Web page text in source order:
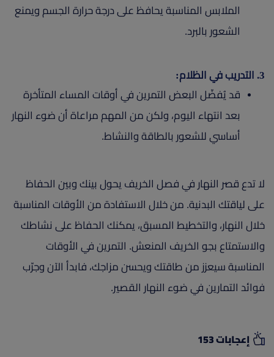
الملابس المناسبة يحافظ على درجة حرارة الجسم ويمنع
الشعور بالبرد.
3. التدريب في الظلام:
قد يُفضّل البعض التمرين في أوقات المساء المتأخرة
بعد انتهاء اليوم، ولكن من المهم مراعاة أن ضوء النهار
أساسي للشعور بالطاقة والنشاط.
لا تدع قصر النهار في فصل الخريف يحول بينك وبين الحفاظ
على لياقتك البدنية. من خلال الاستفادة من الأوقات المناسبة
خلال النهار، والتخطيط المسبق، يمكنك الحفاظ على نشاطك
والاستمتاع بجو الخريف المنعش. التمرين في الأوقات
المناسبة سيعزز من طاقتك ويحسن مزاجك، فابدأ الآن وجرّب
فوائد التمارين في ضوء النهار القصير.
إعجابات 153